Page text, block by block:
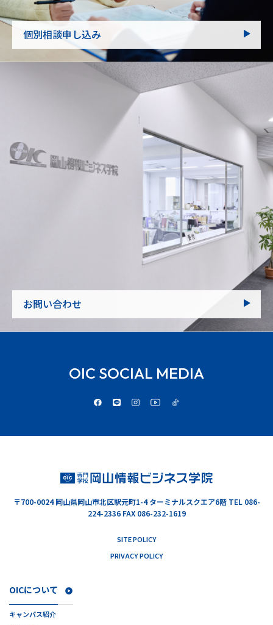
個別相談申し込み
お問い合わせ
OIC SOCIAL MEDIA
〒700-0024岡山県岡山市北区駅元町1-4 ターミナルスクエア6階TEL 086-
224-2336 FAX 086-232-1619
SITE POLICY
PRIVACY POLICY
OICについて
キャンパス紹介